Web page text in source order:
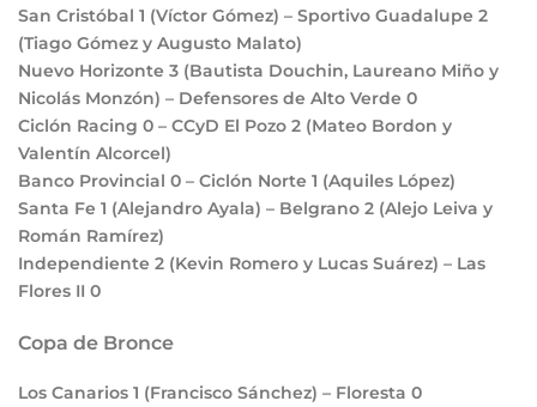
San Cristóbal 1 (Víctor Gómez) – Sportivo Guadalupe 2
(Tiago Gómez y Augusto Malato)
Nuevo Horizonte 3 (Bautista Douchin, Laureano Miño y
Nicolás Monzón) – Defensores de Alto Verde 0
Ciclón Racing 0 – CCyD El Pozo 2 (Mateo Bordon y
Valentín Alcorcel)
Banco Provincial 0 – Ciclón Norte 1 (Aquiles López)
Santa Fe 1 (Alejandro Ayala) – Belgrano 2 (Alejo Leiva y
Román Ramírez)
Independiente 2 (Kevin Romero y Lucas Suárez) – Las
Flores II 0
Copa de Bronce
Los Canarios 1 (Francisco Sánchez) – Floresta 0